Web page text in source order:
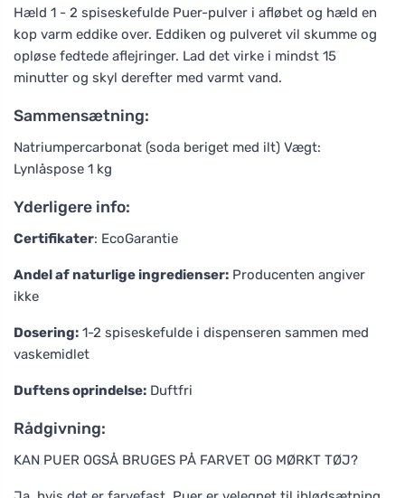
Hæld 1 - 2 spiseskefulde Puer-pulver i afløbet og hæld en
kop varm eddike over. Eddiken og pulveret vil skumme og
opløse fedtede aflejringer. Lad det virke i mindst 15
minutter og skyl derefter med varmt vand.
Sammensætning:
Natriumpercarbonat (soda beriget med ilt) Vægt:
Lynlåspose 1 kg
Yderligere info:
Certifikater: EcoGarantie
Andel af naturlige ingredienser: Producenten angiver
ikke
Dosering: 1-2 spiseskefulde i dispenseren sammen med
vaskemidlet
Duftens oprindelse: Duftfri
Rådgivning:
KAN PUER OGSÅ BRUGES PÅ FARVET OG MØRKT TØJ?